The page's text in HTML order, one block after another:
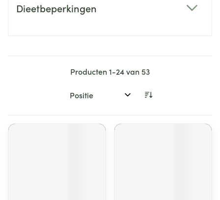
Dieetbeperkingen
Producten1-24van53
Sorteer op: